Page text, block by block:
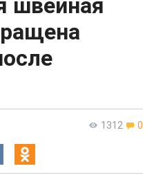
швейная
1312 0